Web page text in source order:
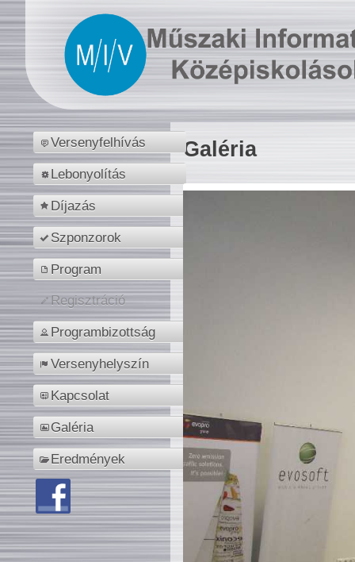
Versenyfelhívás
Lebonyolítás
Díjazás
Szponzorok
Program
Regisztráció
Programbizottság
Versenyhelyszín
Kapcsolat
Galéria
Eredmények
Galéria